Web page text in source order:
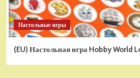
Настольные игры
(EU) Настольная игра Hobby World